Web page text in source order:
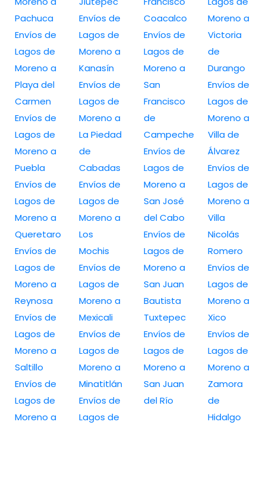
Pachuca
Envíos de
Lagos de
Moreno a
Playa del
Carmen
Envíos de
Lagos de
Moreno a
Puebla
Envíos de
Lagos de
Moreno a
Queretaro
Envíos de
Lagos de
Moreno a
Reynosa
Envíos de
Lagos de
Moreno a
Saltillo
Envíos de
Lagos de
Moreno a
Envíos de
Lagos de
Moreno a
Kanasín
Envíos de
Lagos de
Moreno a
La Piedad
de
Cabadas
Envíos de
Lagos de
Moreno a
Los
Mochis
Envíos de
Lagos de
Moreno a
Mexicali
Envíos de
Lagos de
Moreno a
Minatitlán
Envíos de
Lagos de
Coacalco
Envíos de
Lagos de
Moreno a
San
Francisco
de
Campeche
Envíos de
Lagos de
Moreno a
San José
del Cabo
Envíos de
Lagos de
Moreno a
San Juan
Bautista
Tuxtepec
Envíos de
Lagos de
Moreno a
San Juan
del Río
Moreno a
Victoria
de
Durango
Envíos de
Lagos de
Moreno a
Villa de
Álvarez
Envíos de
Lagos de
Moreno a
Villa
Nicolás
Romero
Envíos de
Lagos de
Moreno a
Xico
Envíos de
Lagos de
Moreno a
Zamora
de
Hidalgo